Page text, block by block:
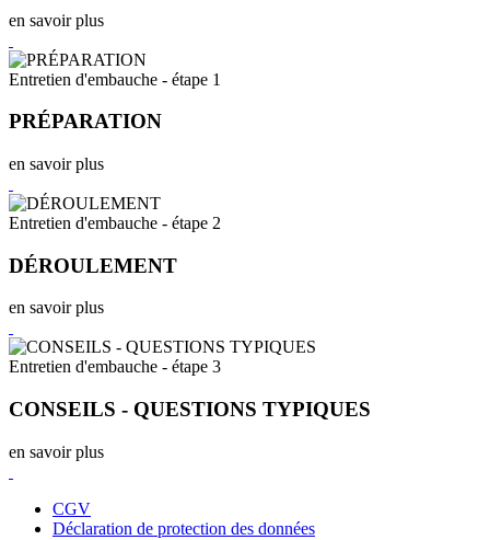
en savoir plus
Entretien d'embauche - étape 1
PRÉPARATION
en savoir plus
Entretien d'embauche - étape 2
DÉROULEMENT
en savoir plus
Entretien d'embauche - étape 3
CONSEILS - QUESTIONS TYPIQUES
en savoir plus
CGV
Déclaration de protection des données